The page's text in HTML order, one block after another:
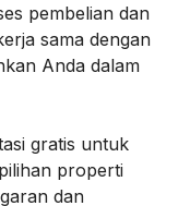
pembelian dan
sama dengan
Anda dalam
gratis untuk
properti
dan